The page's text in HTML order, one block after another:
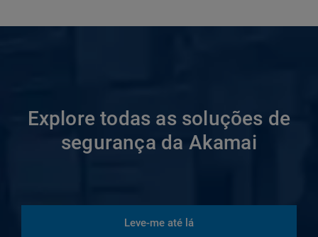
Explore todas as soluções de
segurança da Akamai
Leve-me até lá